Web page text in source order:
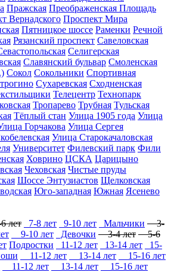
Пражская Преображенская Площадь
Вернадского Проспект Мира
Пятницкое шоссе Раменки Речной
Рязанский проспект Савеловская
Селигерская
Славянский бульвар Смоленская
Сокол Сокольники Спортивная
Сухаревская Сходненская
Телецентр Технопарк
Тропарево Трубная Тульская
Тёплый стан Улица 1905 года Улица
Горчакова Улица Сергея
Улица Старокачаловская
Университет Филевский парк Фили
Ховрино ЦСКА Царицыно
Чеховская Чистые пруды
Шоссе Энтузиастов Щелковская
Юго-западная Южная Ясенево
лет 7-8 лет 9-10 лет Мальчики 3-
9-10 лет Девочки 3-4 лет 5-6
Подростки 11-12 лет 13-14 лет
15-
11-12 лет 13-14 лет
15-16 лет
11-12 лет 13-14 лет
15-16 лет